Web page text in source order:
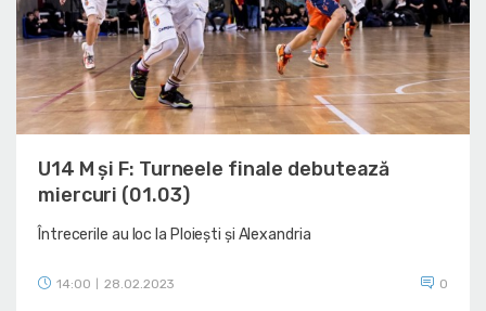
U14 M și F: Turneele finale debutează
miercuri (01.03)
Întrecerile au loc la Ploiești și Alexandria
14:00 28.02.2023 0